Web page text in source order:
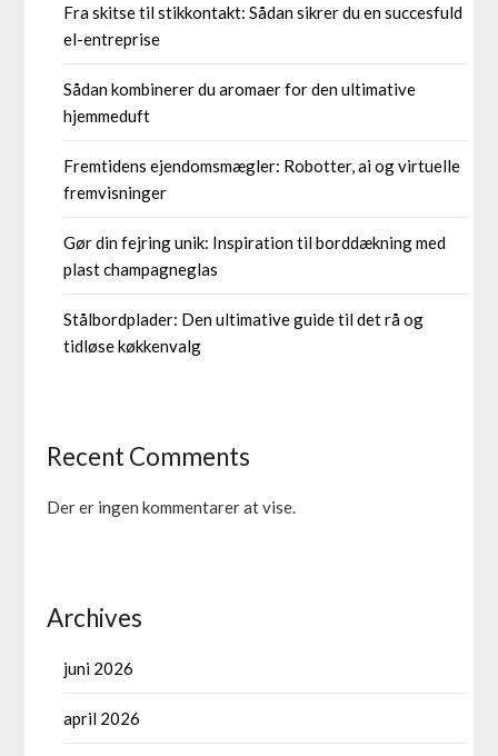
Fra skitse til stikkontakt: Sådan sikrer du en succesfuld
el-entreprise
Sådan kombinerer du aromaer for den ultimative
hjemmeduft
Fremtidens ejendomsmægler: Robotter, ai og virtuelle
fremvisninger
Gør din fejring unik: Inspiration til borddækning med
plast champagneglas
Stålbordplader: Den ultimative guide til det rå og
tidløse køkkenvalg
Recent Comments
Der er ingen kommentarer at vise.
Archives
juni 2026
april 2026